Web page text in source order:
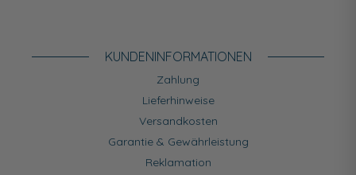
KUNDEN­INFORMATIONEN
Zahlung
Lieferhinweise
Versandkosten
Garantie & Gewährleistung
Reklamation